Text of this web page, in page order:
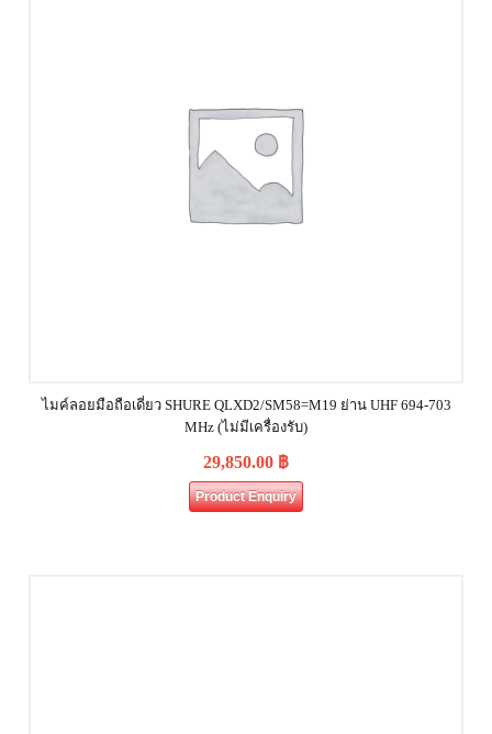
ไมค์ลอยมือถือเดี่ยว SHURE QLXD2/SM58=M19 ย่าน UHF 694-703
MHz (ไม่มีเครื่องรับ)
29,850.00 ฿
Product Enquiry